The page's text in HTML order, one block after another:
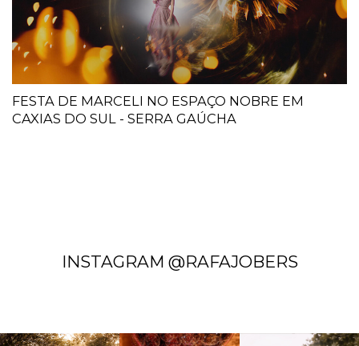
FESTA DE MARCELI NO ESPAÇO NOBRE EM
CAXIAS DO SUL - SERRA GAÚCHA
INSTAGRAM @RAFAJOBERS